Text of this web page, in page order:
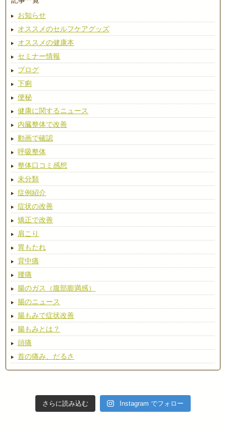
お知らせ
オススメのセルフケアグッズ
オススメの健康本
セミナー情報
ブログ
下痢
便秘
健康に関するニュース
内臓整体で改善
動画で確認
呼吸整体
整体口コミ感想
未分類
症例紹介
症状の改善
矯正で改善
肩こり
胃もたれ
背中痛
腰痛
腸のガス（腹部膨満感）
腸のニュース
腸もみで症状改善
腸もみとは？
頭痛
首の痛み、だるさ
さらに読み込む Instagram でフォロー